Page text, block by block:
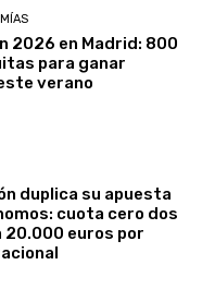
2026 en Madrid: 800
para ganar
verano
duplica su apuesta
cuota cero dos
20.000 euros por